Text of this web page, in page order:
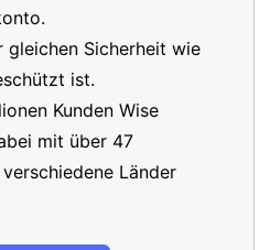
gleichen Sicherheit wie
ist.
Kunden Wise
mit über 47
Länder